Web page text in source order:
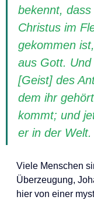
bekennt, dass
Christus im
gekommen
aus Gott.
[Geist] des
dem ihr
kommt; und
er in der Welt.
Viele Menschen
Überzeugung,
hier von einer